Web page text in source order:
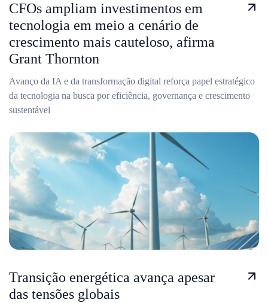
CFOs ampliam investimentos em
tecnologia em meio a cenário de
crescimento mais cauteloso, afirma
Grant Thornton
Avanço da IA e da transformação digital reforça papel estratégico
da tecnologia na busca por eficiência, governança e crescimento
sustentável
Transição energética avança apesar
das tensões globais